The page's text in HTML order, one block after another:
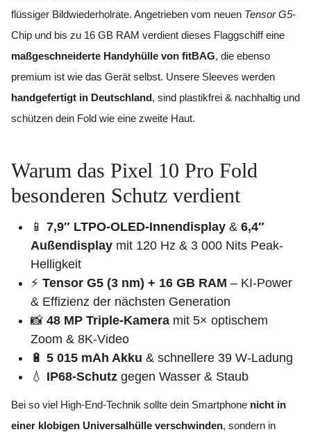
flüssiger Bildwiederholrate. Angetrieben vom neuen Tensor G5-
Chip und bis zu 16 GB RAM verdient dieses Flaggschiff eine
maßgeschneiderte Handyhülle von fitBAG, die ebenso
premium ist wie das Gerät selbst. Unsere Sleeves werden
handgefertigt in Deutschland, sind plastikfrei & nachhaltig und
schützen dein Fold wie eine zweite Haut.
Warum das Pixel 10 Pro Fold
besonderen Schutz verdient
📱 7,9″ LTPO-OLED-Innendisplay & 6,4″
Außendisplay mit 120 Hz & 3 000 Nits Peak-
Helligkeit
⚡ Tensor G5 (3 nm) + 16 GB RAM – KI-Power
& Effizienz der nächsten Generation
📸 48 MP Triple-Kamera mit 5× optischem
Zoom & 8K-Video
🔋 5 015 mAh Akku & schnellere 39 W-Ladung
💧 IP68-Schutz gegen Wasser & Staub
Bei so viel High-End-Technik sollte dein Smartphone nicht in
einer klobigen Universalhülle verschwinden, sondern in